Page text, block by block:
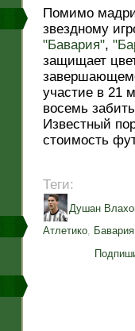
Помимо
звездному
"Бавария",
защищает
участие в 21
восемь
Известный
стоимость
Теги:
Душан
Атлетико, Бавария